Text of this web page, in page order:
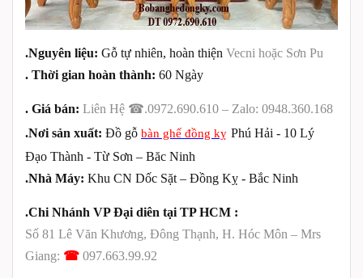
.Nguyên liệu: Gỗ tự nhiên, hoàn thiện Vecni hoặc Sơn Pu
. Thời gian hoàn thành: 60 Ngày
. Giá bán: Liên Hệ ☎.0972.690.610 – Zalo: 0948.360.168
.Nơi sản xuất: Đồ gỗ bàn ghế đồng kỵ Phú Hải - 10 Lý
Đạo Thành - Từ Sơn – Băc Ninh
.Nhà Máy: Khu CN Dốc Sặt – Đồng Kỵ - Bắc Ninh
.Chi Nhánh VP Đại diên tại TP HCM :
Số 81 Lê Văn Khương, Đông Thạnh, H. Hóc Môn – Mrs
Giang: ☎ 097.663.99.92